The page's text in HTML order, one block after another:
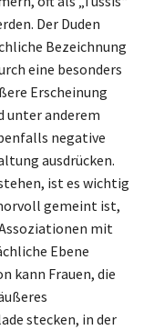
Der Duden
Bezeichnung
eine besonders
Erscheinung
unter anderem
negative
ausdrücken.
ist es wichtig
gemeint ist,
mit
Ebene
kann Frauen, die
stecken, in der